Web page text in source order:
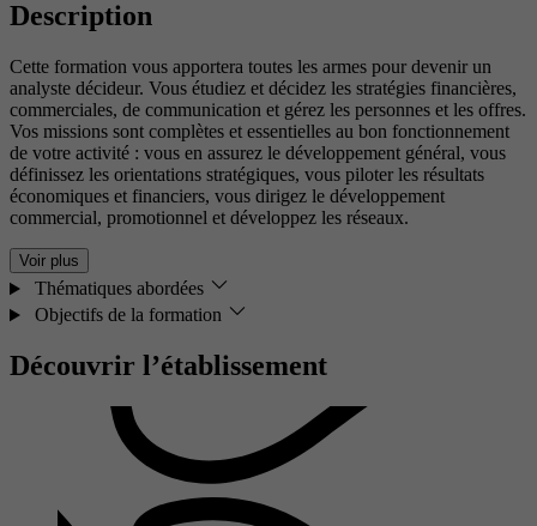
Description
Cette formation vous apportera toutes les armes pour devenir un
analyste décideur. Vous étudiez et décidez les stratégies financières,
commerciales, de communication et gérez les personnes et les offres.
Vos missions sont complètes et essentielles au bon fonctionnement
de votre activité : vous en assurez le développement général, vous
définissez les orientations stratégiques, vous piloter les résultats
économiques et financiers, vous dirigez le développement
commercial, promotionnel et développez les réseaux.
Voir plus
Thématiques abordées
Objectifs de la formation
Découvrir l’établissement